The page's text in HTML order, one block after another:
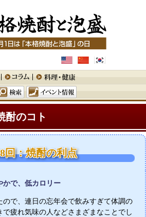
酎のコト
回：焼酎の利点
かで、低カロリー
ので、連日の忘年会で飲みすぎて体調の
疲れ気味の人などさまざまなことでし